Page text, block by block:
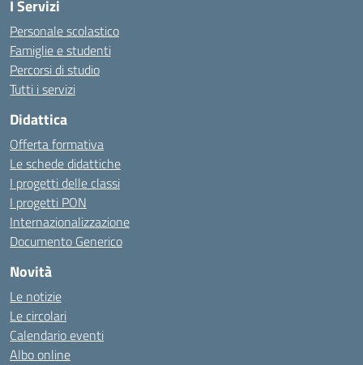
I Servizi
Personale scolastico
Famiglie e studenti
Percorsi di studio
Tutti i servizi
Didattica
Offerta formativa
Le schede didattiche
I progetti delle classi
I progetti PON
Internazionalizzazione
Documento Generico
Novità
Le notizie
Le circolari
Calendario eventi
Albo online